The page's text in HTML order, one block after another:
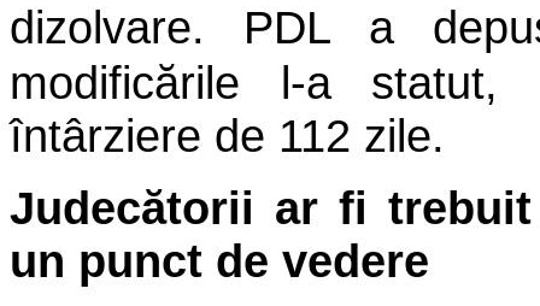
dizolvare. PDL a
modificările l-a
întârziere de 112 zile.
Judecătorii ar fi
un punct de vedere